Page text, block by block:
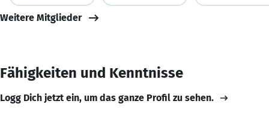
Weitere Mitglieder
Fähigkeiten und Kenntnisse
Logg Dich jetzt ein, um das ganze Profil zu sehen.